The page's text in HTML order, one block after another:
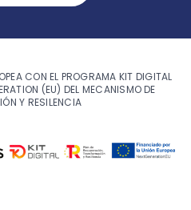
CON EL PROGRAMA KIT DIGITAL
(EU) DEL MECANISMO DE
Y RESILENCIA